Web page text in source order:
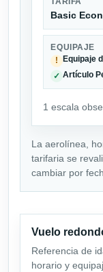
Basic
EQUIPAJE
!
Equipaje
✓ Artículo
1 escala
La aerolínea,
tarifaria se
cambiar por
Vuelo
Referencia de
horario y